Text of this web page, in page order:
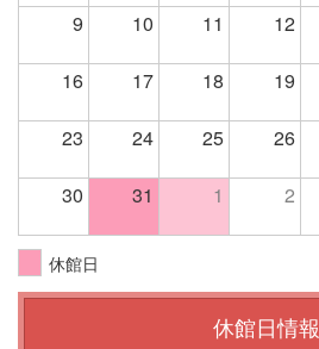
9 10 11 12
16 17 18 19
23 24 25 26
30 31 1 2
休館日
休館日情報